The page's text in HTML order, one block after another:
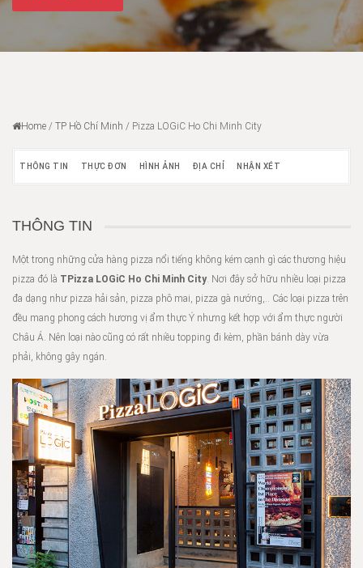
Home / TP Hồ Chí Minh / Pizza LOGiC Ho Chi Minh City
THÔNG TIN THỰC ĐƠN HÌNH ẢNH ĐỊA CHỈ NHẬN XÉT
THÔNG TIN
Một trong những cửa hàng pizza nổi tiếng không kém cạnh gì các thương hiệu
pizza đó là TPizza LOGiC Ho Chi Minh City. Nơi đây sở hữu nhiều loại pizza
đa dạng như pizza hải sản, pizza phô mai, pizza gà nướng,.. Các loại pizza trên
đều mang phong cách hương vị ẩm thực Ý nhưng kết hợp với ẩm thực người
Châu Á. Nên loại nào cũng có rất nhiều topping đi kèm, phần bánh dày vừa
phải, không gây ngán.